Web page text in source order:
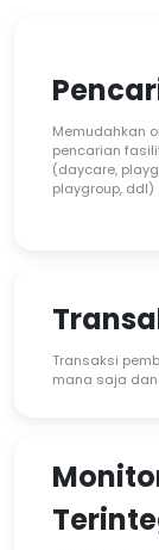
Memudahkan
pencarian
(daycare,
playgroup, ddl)
Transaksi
mana saja